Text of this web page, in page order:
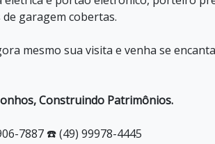
garagem cobertas.
mesmo sua visita e venha se
Construindo Patrimônios.
7887 ☎️ (49) 99978-4445